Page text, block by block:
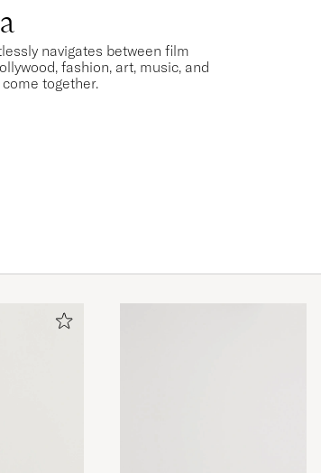
navigates between film
fashion, art, music, and
together.